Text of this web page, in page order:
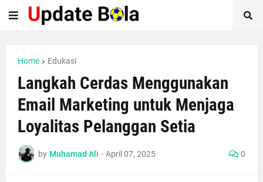
Home Edukasi
Langkah Cerdas Menggunakan
Email Marketing untuk Menjaga
Loyalitas Pelanggan Setia
by Muhamad Ali - April 07, 2025 0